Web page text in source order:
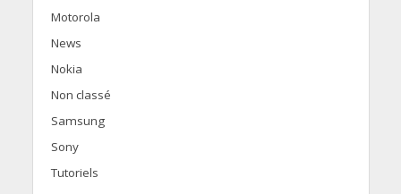
Motorola
News
Nokia
Non classé
Samsung
Sony
Tutoriels